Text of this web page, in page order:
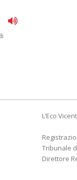
L’Eco
Tribunale
Direttore